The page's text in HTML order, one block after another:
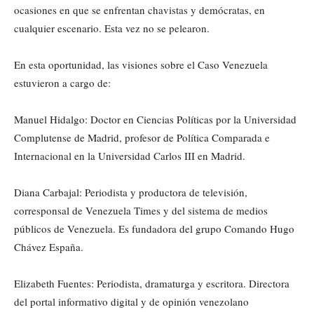
ocasiones en que se enfrentan chavistas y demócratas, en
cualquier escenario. Esta vez no se pelearon.
En esta oportunidad, las visiones sobre el Caso Venezuela
estuvieron a cargo de:
Manuel Hidalgo: Doctor en Ciencias Políticas por la Universidad
Complutense de Madrid, profesor de Política Comparada e
Internacional en la Universidad Carlos III en Madrid.
Diana Carbajal: Periodista y productora de televisión,
corresponsal de Venezuela Times y del sistema de medios
públicos de Venezuela. Es fundadora del grupo Comando Hugo
Chávez España.
Elizabeth Fuentes: Periodista, dramaturga y escritora. Directora
del portal informativo digital y de opinión venezolano